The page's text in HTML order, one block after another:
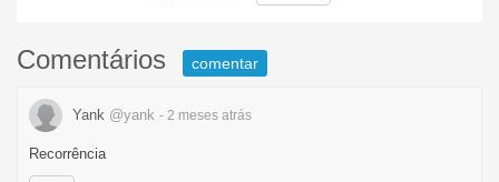
Comentários comentar
Yank @yank - 2 meses atrás
Recorrência